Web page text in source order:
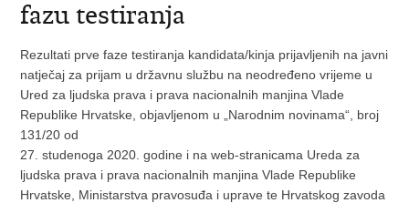
fazu testiranja
Rezultati prve faze testiranja kandidata/kinja prijavljenih na javni
natječaj za prijam u državnu službu na neodređeno vrijeme u
Ured za ljudska prava i prava nacionalnih manjina Vlade
Republike Hrvatske, objavljenom u „Narodnim novinama“, broj
131/20 od
27. studenoga 2020. godine i na web-stranicama Ureda za
ljudska prava i prava nacionalnih manjina Vlade Republike
Hrvatske, Ministarstva pravosuđa i uprave te Hrvatskog zavoda